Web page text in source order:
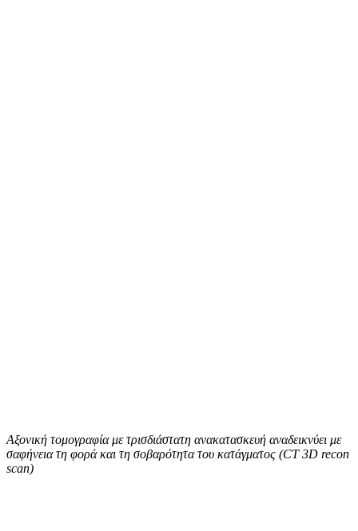
Αξονική τομογραφία με τρισδιάστατη ανακατασκευή αναδεικνύει με
σαφήνεια τη φορά και τη σοβαρότητα του κατάγματος (CT 3D recon
scan)